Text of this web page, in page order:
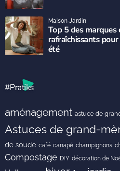
Top 5 des
rafraîchissants
été
Maison-Jardin
#Pratiks
aménagement astuce de
Astuces de grand-
de soude café canapé champignons
Compostage DIY décoration de